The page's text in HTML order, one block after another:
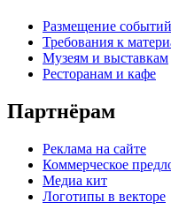
Размещение событий
Требования к
Музеям и выставкам
Ресторанам и кафе
Партнёрам
Реклама на сайте
Коммерческое
Медиа кит
Логотипы в векторе